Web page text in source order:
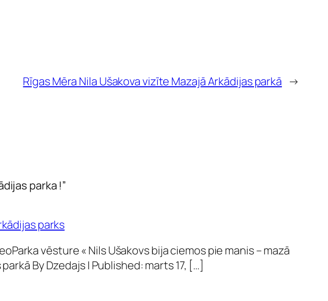
Rīgas Mēra Nila Ušakova vizīte Mazajā Arkādijas parkā →
parka !”
parks
vēsture « Nils Ušakovs bija ciemos pie manis – mazā
By Dzedajs | Published: marts 17, […]